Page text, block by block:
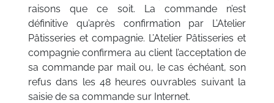
raisons que ce soit. La commande n’est
définitive qu’après confirmation par L’Atelier
Pâtisseries et compagnie. L’Atelier Pâtisseries et
compagnie confirmera au client l’acceptation de
sa commande par mail ou, le cas échéant, son
refus dans les 48 heures ouvrables suivant la
saisie de sa commande sur Internet.